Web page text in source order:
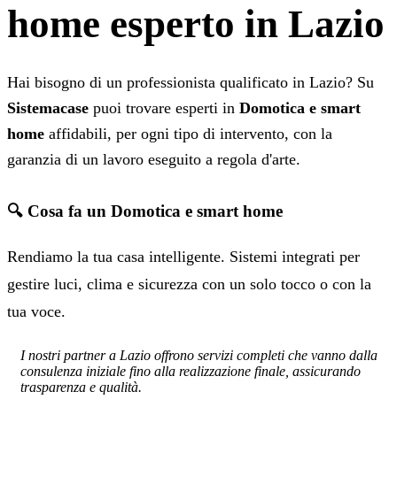
home esperto in Lazio
Hai bisogno di un professionista qualificato in Lazio? Su
Sistemacase puoi trovare esperti in Domotica e smart
home affidabili, per ogni tipo di intervento, con la
garanzia di un lavoro eseguito a regola d'arte.
🔍 Cosa fa un Domotica e smart home
Rendiamo la tua casa intelligente. Sistemi integrati per
gestire luci, clima e sicurezza con un solo tocco o con la
tua voce.
I nostri partner a Lazio offrono servizi completi che vanno dalla
consulenza iniziale fino alla realizzazione finale, assicurando
trasparenza e qualità.